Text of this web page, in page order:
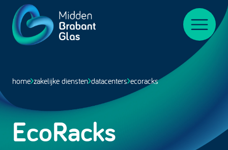
Midden-
BrabantGlas
Menu
home zakelijke diensten datacenters ecoracks
EcoRacks